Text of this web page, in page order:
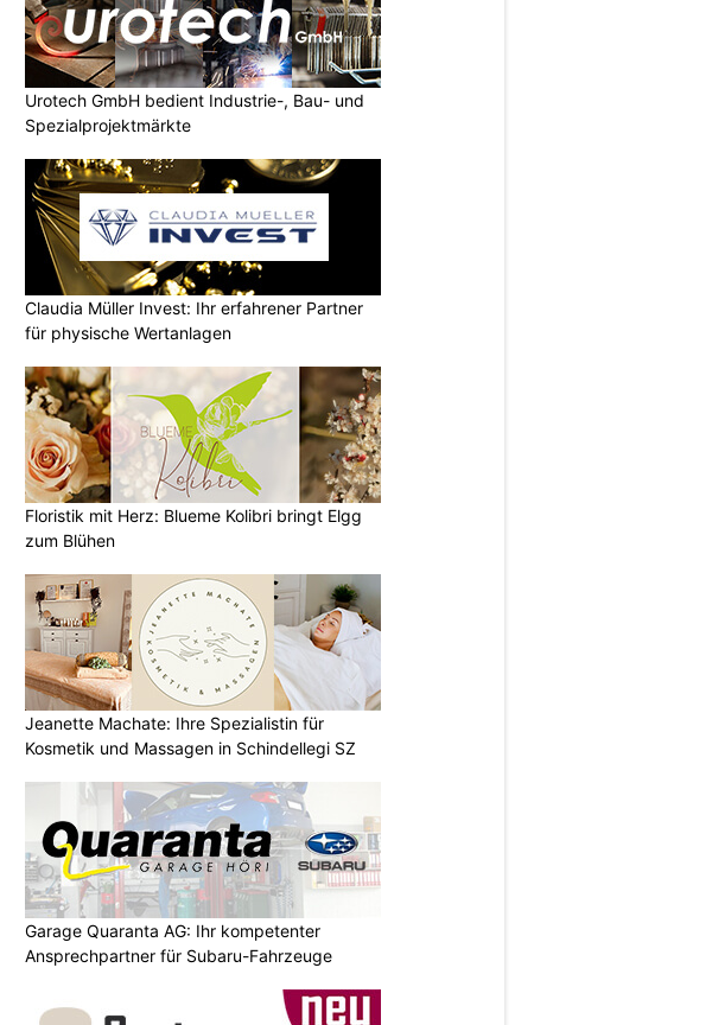
Urotech GmbH bedient Industrie-, Bau- und
Spezialprojektmärkte
Claudia Müller Invest: Ihr erfahrener Partner
für physische Wertanlagen
Floristik mit Herz: Blueme Kolibri bringt Elgg
zum Blühen
Jeanette Machate: Ihre Spezialistin für
Kosmetik und Massagen in Schindellegi SZ
Garage Quaranta AG: Ihr kompetenter
Ansprechpartner für Subaru-Fahrzeuge